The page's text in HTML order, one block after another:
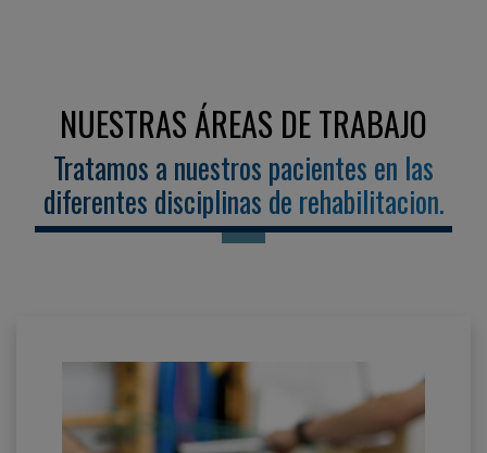
NUESTRAS ÁREAS DE TRABAJO
Tratamos a nuestros pacientes en las
diferentes disciplinas de rehabilitacion.